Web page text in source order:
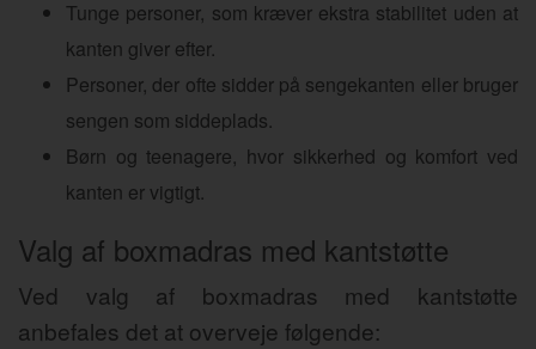
Tunge personer, som kræver ekstra stabilitet uden at
kanten giver efter.
Personer, der ofte sidder på sengekanten eller bruger
sengen som siddeplads.
Børn og teenagere, hvor sikkerhed og komfort ved
kanten er vigtigt.
Valg af boxmadras med kantstøtte
Ved valg af boxmadras med kantstøtte
anbefales det at overveje følgende: